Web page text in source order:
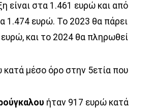
είναι στα 1.461 ευρώ και από
1.474 ευρώ. Το 2023 θα πάρει
και το 2024 θα πληρωθεί
μέσο όρο στην 5ετία που
ήταν 917 ευρώ κατά